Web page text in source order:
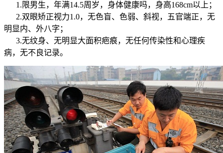
1.限男生，年满14.5周岁，身体健康吗，身高168cm以上；
2.双眼矫正视力1.0，无色盲、色弱、斜视，五官端正，无
明显内、外八字；
3.无纹身、无明显大面积疤痕，无任何传染性和心理疾
病，无不良记录。